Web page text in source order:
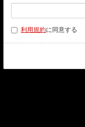
利用規約に同意する